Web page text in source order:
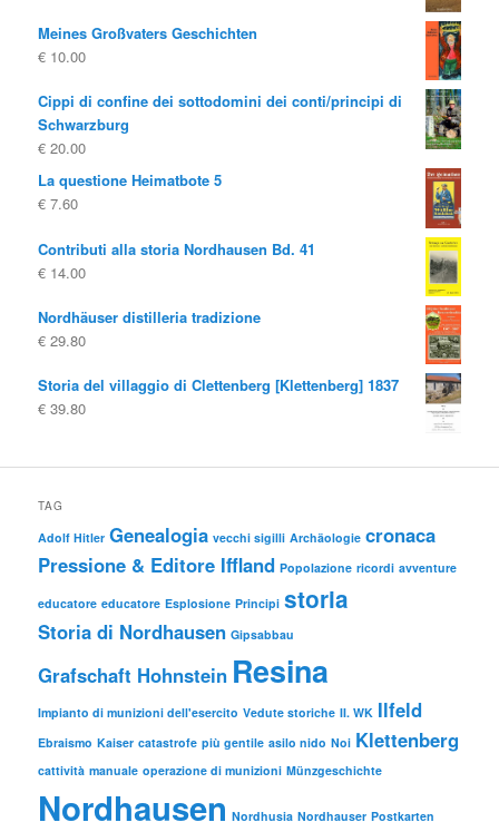
Meines Großvaters Geschichten
€ 10.00
Cippi di confine dei sottodomini dei conti/principi di
Schwarzburg
€ 20.00
La questione Heimatbote 5
€ 7.60
Contributi alla storia Nordhausen Bd. 41
€ 14.00
Nordhäuser distilleria tradizione
€ 29.80
Storia del villaggio di Clettenberg [Klettenberg] 1837
€ 39.80
TAG
Adolf Hitler Genealogia vecchi sigilli Archäologie cronaca
Pressione & Editore Iffland Popolazione ricordi avventure
educatore educatore Esplosione Principi storia
Storia di Nordhausen Gipsabbau
Grafschaft Hohnstein Resina
Impianto di munizioni dell'esercito Vedute storiche II. WK Ilfeld
Ebraismo Kaiser catastrofe più gentile asilo nido Noi Klettenberg
cattività manuale operazione di munizioni Münzgeschichte
Nordhausen Nordhusia Nordhauser Postkarten